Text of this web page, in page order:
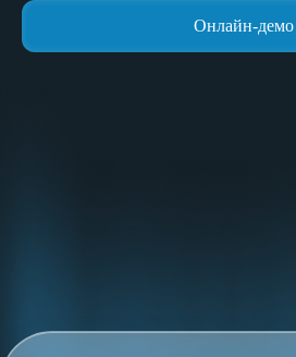
Онлайн-демо